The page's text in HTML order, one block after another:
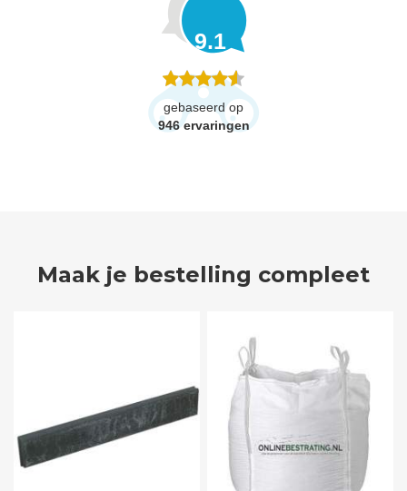
9.1
gebaseerd op
946 ervaringen
Maak je bestelling compleet